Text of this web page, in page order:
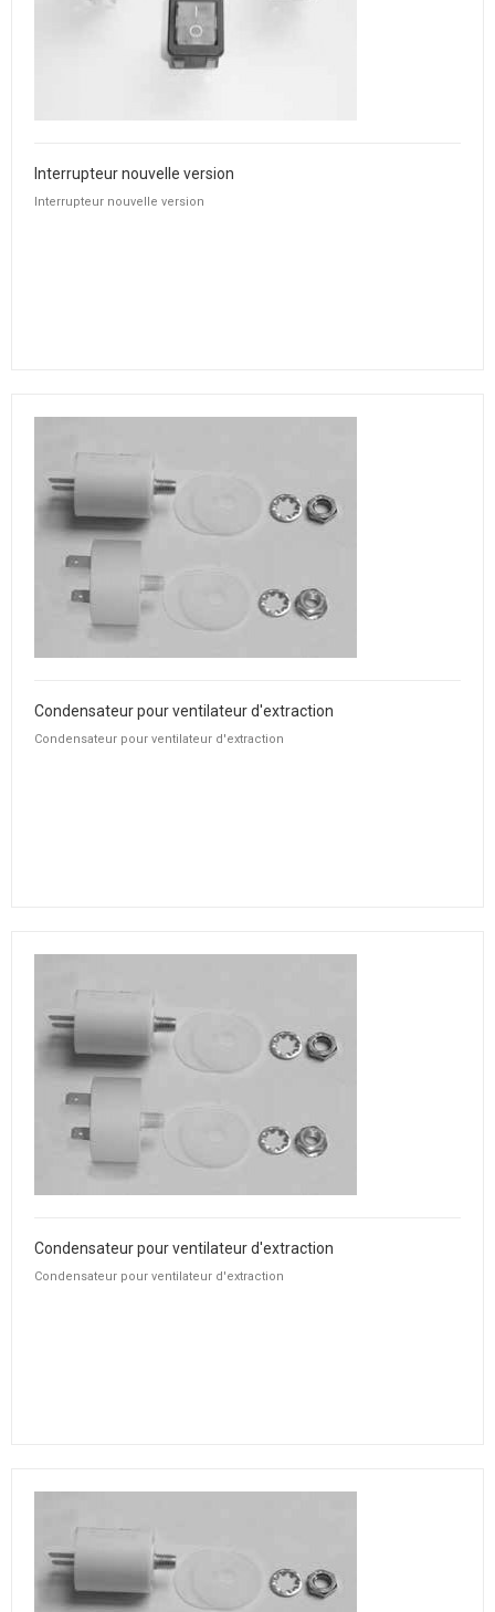
Interrupteur nouvelle version
Interrupteur nouvelle version
Condensateur pour ventilateur d'extraction
Condensateur pour ventilateur d'extraction
Condensateur pour ventilateur d'extraction
Condensateur pour ventilateur d'extraction